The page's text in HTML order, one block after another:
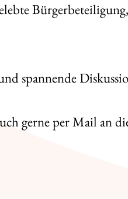
spannende
gerne per Mail an